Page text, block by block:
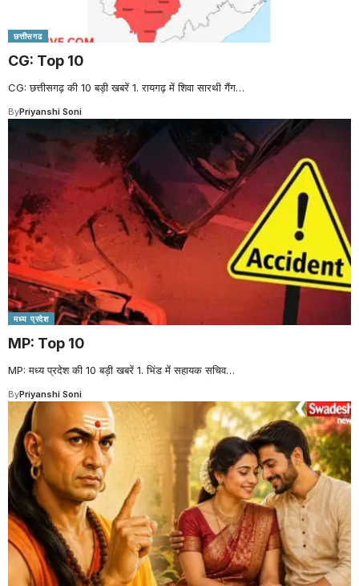
छत्तीसगढ
CG: Top 10
CG: छत्तीसगढ़ की 10 बड़ी खबरें 1. रायगढ़ में शिवा सारथी गैंग…
ByPriyanshi Soni
मध्य प्रदेश
MP: Top 10
MP: मध्य प्रदेश की 10 बड़ी खबरें 1. भिंड में सहायक सचिव…
ByPriyanshi Soni